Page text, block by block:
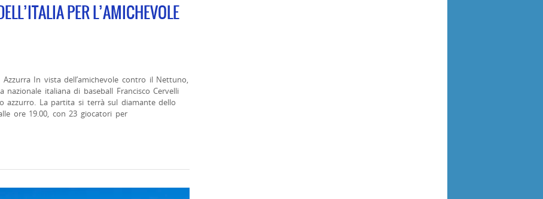
PER L’AMICHEVOLE
In vista dell’amichevole contro il Nettuno,
italiana di baseball Francisco Cervelli
azzurro. La partita si terrà sul diamante dello
ore 19.00, con 23 giocatori per